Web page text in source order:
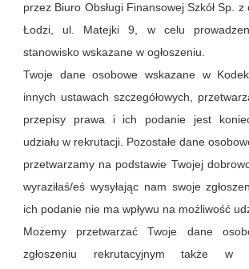
przez Biuro Obsługi Finansowej Szkół Sp.
Łodzi, ul. Matejki 9, w celu
stanowisko wskazane w ogłoszeniu.
Twoje dane osobowe wskazane w
innych ustawach szczegółowych,
przepisy prawa i ich podanie jest
udziału w rekrutacji. Pozostałe dane
przetwarzamy na podstawie Twojej
wyraziłaś/eś wysyłając nam swoje
ich podanie nie ma wpływu na możliwość
Możemy przetwarzać Twoje dane
zgłoszeniu rekrutacyjnym także w